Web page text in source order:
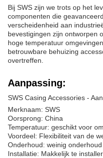
Bij SWS zijn we trots op het
componenten die
verscheidenheid aan
bevestigingen zijn ontworpen
hoge temperatuur
betrouwbare behuizing
overtreffen.
Aanpassing:
SWS Casing Accessories -
Merknaam: SWS
Oorsprong: China
Temperatuur: geschikt voor
Voordeel: Flexibiliteit van de
Onderhoud: weinig onderhoud
Installatie: Makkelijk te